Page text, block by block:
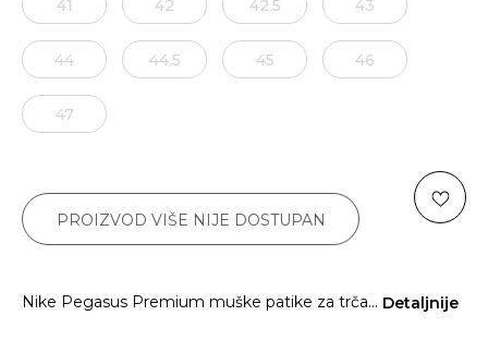
41 42 42.5 43
44 44.5 45 46
47
PROIZVOD VIŠE NIJE DOSTUPAN
Nike Pegasus Premium muške patike za trča... Detaljnije